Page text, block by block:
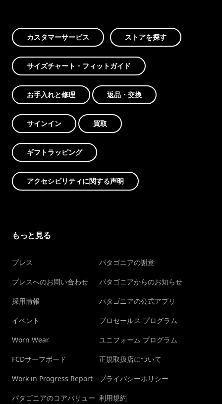
カスタマーサービス ストアを探す
サイズチャート・フィットガイド
お手入れと修理 返品・交換
サインイン 買取
ギフトラッピング
アクセシビリティに関する声明
もっと見る
プレス
プレスへのお問い合わせ
採用情報
イベント
Worn Wear
FCDサーフボード
Work in Progress Report
パタゴニアのコアバリュー
パタゴニアの謝意
パタゴニアからのお知らせ
パタゴニアの公式アプリ
プロセールス プログラム
ユニフォーム プログラム
正規取扱店について
プライバシーポリシー
利用規約